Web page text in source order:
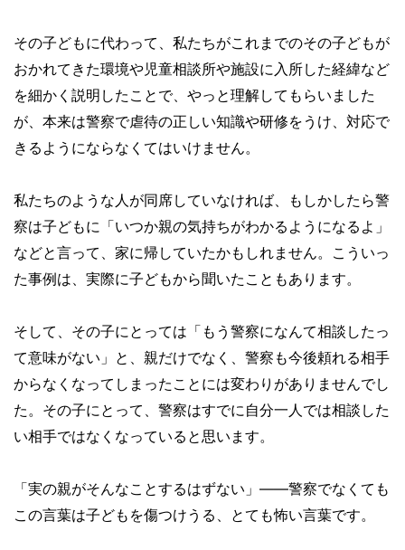
その子どもに代わって、私たちがこれまでのその子どもが
おかれてきた環境や児童相談所や施設に入所した経緯など
を細かく説明したことで、やっと理解してもらいました
が、本来は警察で虐待の正しい知識や研修をうけ、対応で
きるようにならなくてはいけません。
私たちのような人が同席していなければ、もしかしたら警
察は子どもに「いつか親の気持ちがわかるようになるよ」
などと言って、家に帰していたかもしれません。こういっ
た事例は、実際に子どもから聞いたこともあります。
そして、その子にとっては「もう警察になんて相談したっ
て意味がない」と、親だけでなく、警察も今後頼れる相手
からなくなってしまったことには変わりがありませんでし
た。その子にとって、警察はすでに自分一人では相談した
い相手ではなくなっていると思います。
「実の親がそんなことするはずない」——警察でなくても
この言葉は子どもを傷つけうる、とても怖い言葉です。